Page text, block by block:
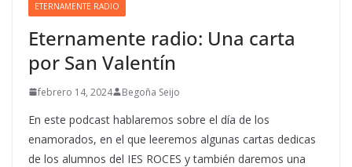
ETERNAMENTE RADIO
Eternamente radio: Una carta
por San Valentín
febrero 14, 2024 Begoña Seijo
En este podcast hablaremos sobre el día de los
enamorados, en el que leeremos algunas cartas dedicas
de los alumnos del IES ROCES y también daremos una